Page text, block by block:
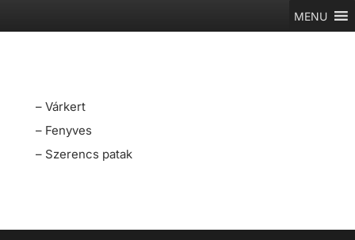
MENU
– Várkert
– Fenyves
– Szerencs patak